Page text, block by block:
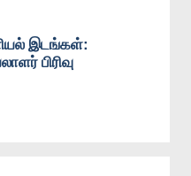
இடங்கள்:
பிரிவு